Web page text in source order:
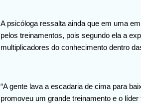
A psicóloga ressalta ainda que em uma
pelos treinamentos, pois segundo ela a
multiplicadores do conhecimento dentro
“A gente lava a escadaria de cima para
promoveu um grande treinamento e o